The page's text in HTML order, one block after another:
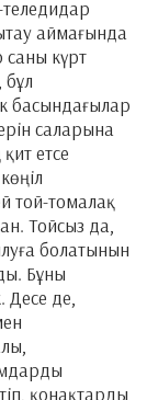
теледидар
аймағында
саны күрт
басындағылар
саларына
етсе
той-томалақ
Тойсыз да,
болатынын
Бұны
Десе де,
қонақтарды